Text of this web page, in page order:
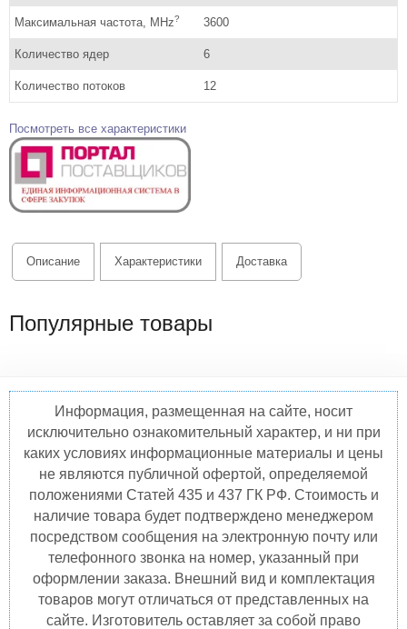
Максимальная частота, MHz? 3600
Количество ядер 6
Количество потоков 12
Посмотреть все характеристики
Описание Характеристики Доставка
Популярные товары
Информация, размещенная на сайте, носит
исключительно ознакомительный характер, и ни при
каких условиях информационные материалы и цены
не являются публичной офертой, определяемой
положениями Статей 435 и 437 ГК РФ. Стоимость и
наличие товара будет подтверждено менеджером
посредством сообщения на электронную почту или
телефонного звонка на номер, указанный при
оформлении заказа. Внешний вид и комплектация
товаров могут отличаться от представленных на
сайте. Изготовитель оставляет за собой право